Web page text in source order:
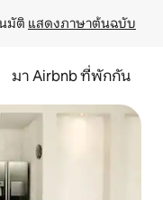
มัติ แสดงภาษาต้นฉบับ
มา Airbnb ที่พักกัน